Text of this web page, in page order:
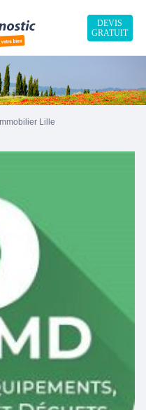
DEVIS
GRATUIT
Lille